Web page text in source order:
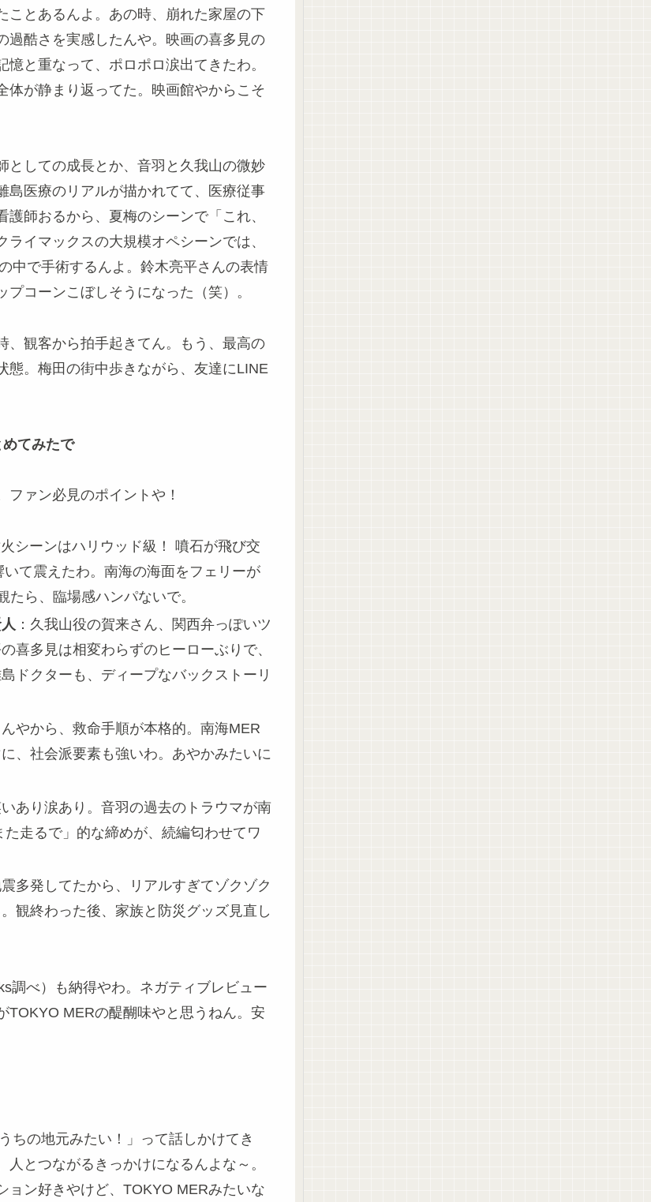
ことあるんよ。あの時、崩れた家屋の下
過酷さを実感したんや。映画の喜多見の
と重なって、ポロポロ涙出てきたわ。
体が静まり返ってた。映画館やからこそ
としての成長とか、音羽と久我山の微妙
島医療のリアルが描かれてて、医療従事
師おるから、夏梅のシーンで「これ、
イマックスの大規模オペシーンでは、
中で手術するんよ。鈴木亮平さんの表情
コーンこぼしそうになった（笑）。
、観客から拍手起きてん。もう、最高の
態。梅田の街中歩きながら、友達にLINE
てみたで
ァン必見のポイントや！
シーンはハリウッド級！ 噴石が飛び交
て震えたわ。南海の海面をフェリーが
ら、臨場感ハンパないで。
：久我山役の賀来さん、関西弁っぽいツ
喜多見は相変わらずのヒーローぶりで、
ドクターも、ディープなバックストーリ
やから、救命手順が本格的。南海MER
、社会派要素も強いわ。あやかみたいに
あり涙あり。音羽の過去のトラウマが南
走るで」的な締めが、続編匂わせてワ
多発してたから、リアルすぎてゾクゾク
観終わった後、家族と防災グッズ見直し
調べ）も納得やわ。ネガティブレビュー
TOKYO MERの醍醐味やと思うねん。安
ちの地元みたい！」って話しかけてき
とつながるきっかけになるんよな～。
ョン好きやけど、TOKYO MERみたいな